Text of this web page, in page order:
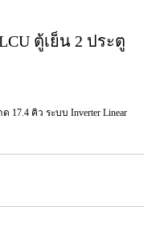
ตู้เย็น 2 ประตู
17.4 คิว ระบบ Inverter Linear